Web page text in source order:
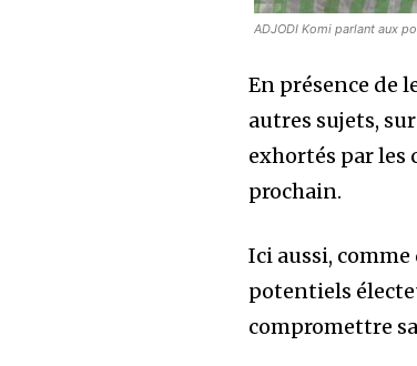
ADJODI Komi parlant aux
En présence de
autres sujets,
exhortés par les
prochain.
Ici aussi,
potentiels
compromettre